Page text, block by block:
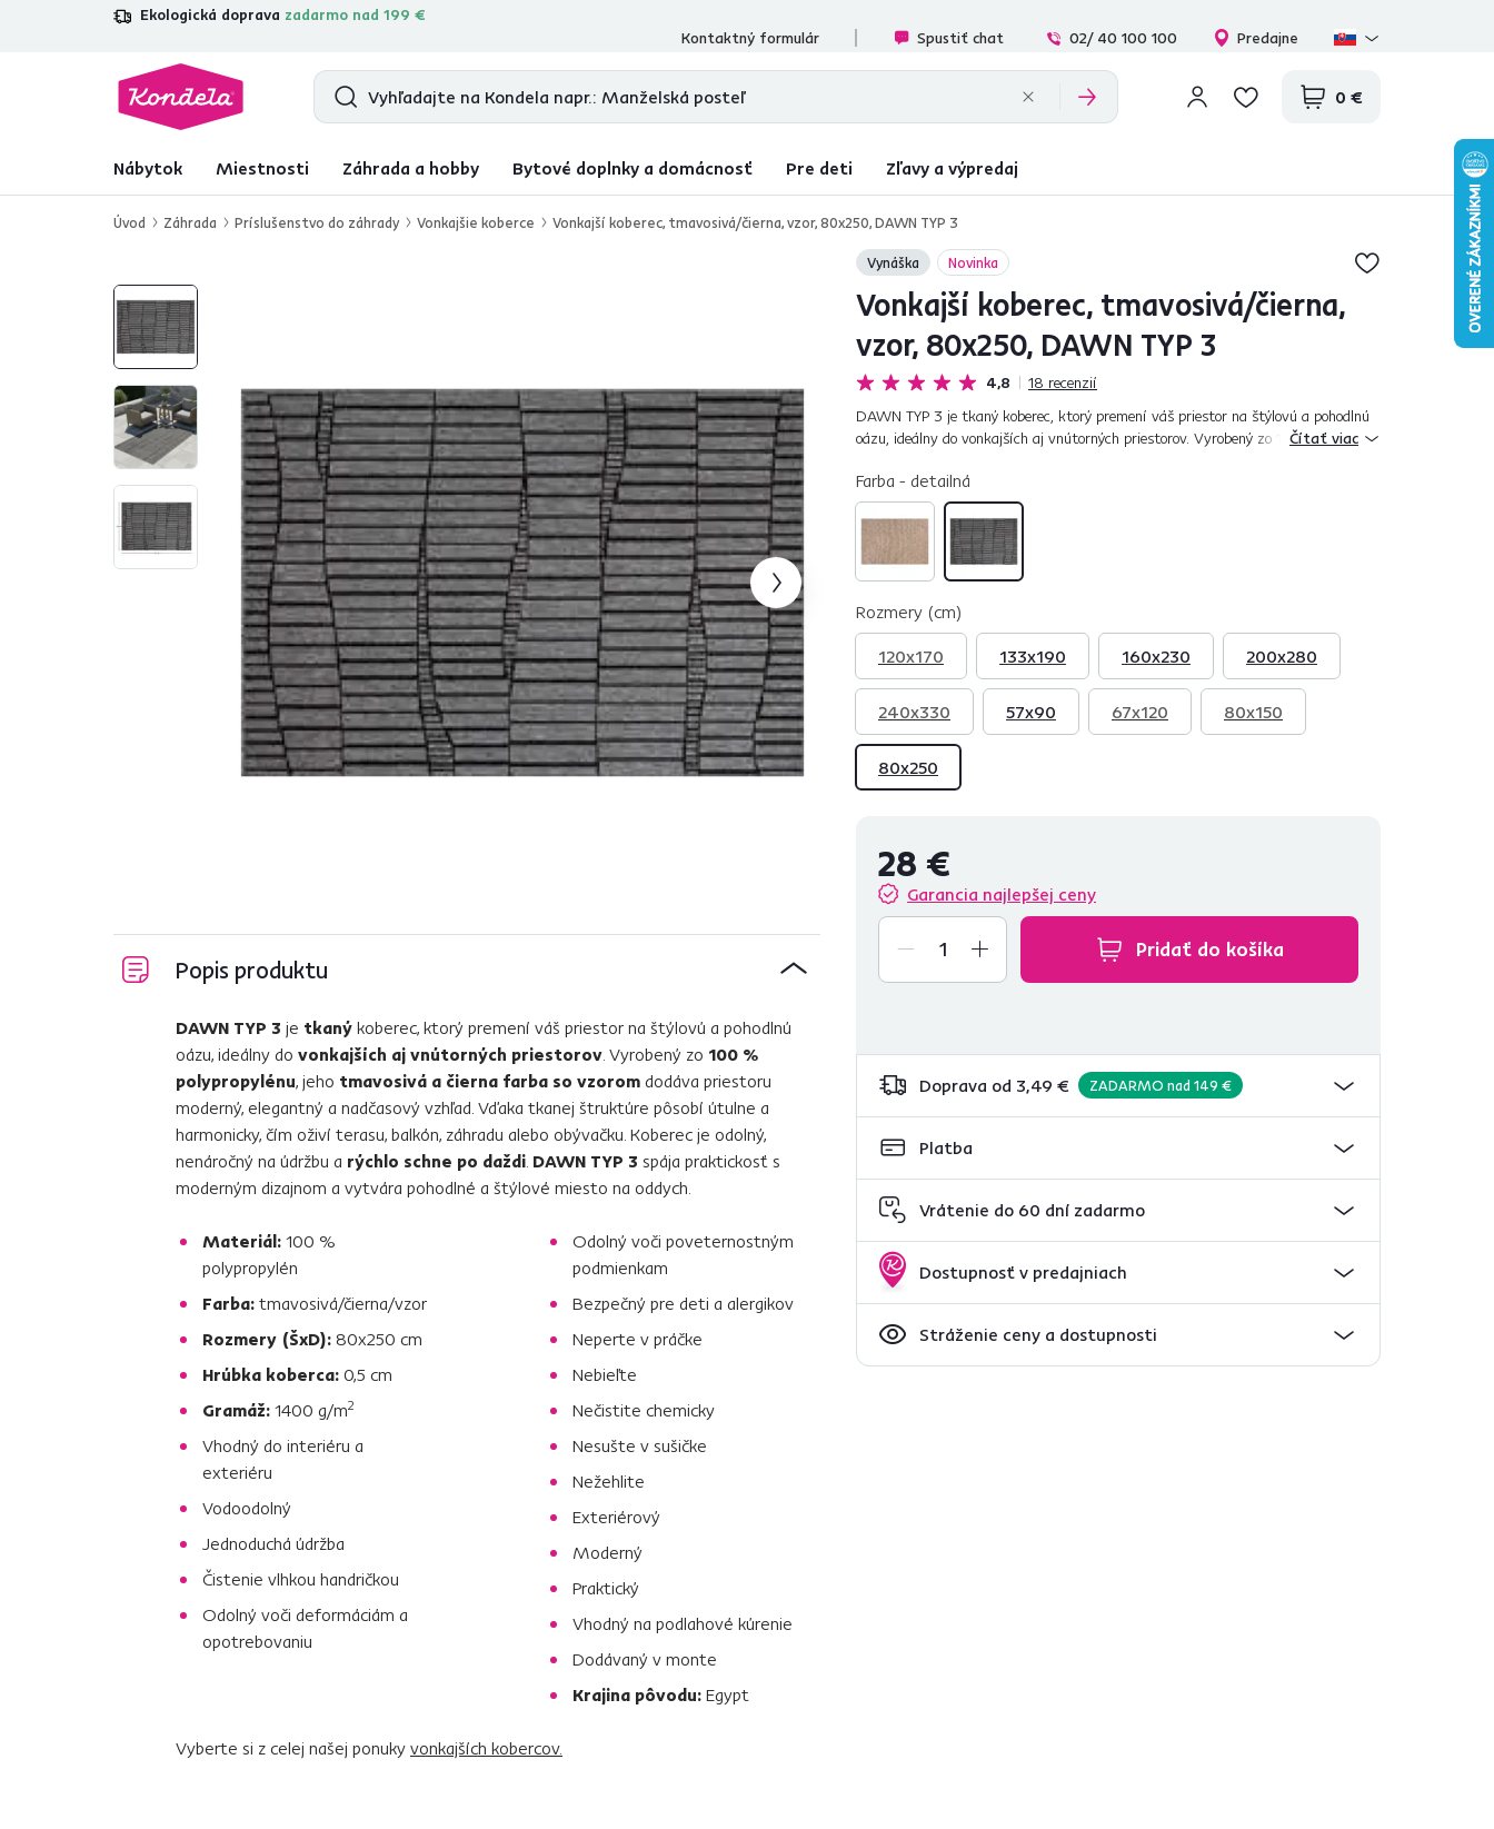
Ekologická doprava zadarmo nad 199 €
4,7 31 157overených produktových recenzií
Kontaktný formulár
Spustiť chat 02/ 40 100 100 Predajne
0 €
Nábytok Miestnosti Záhrada a hobby Bytové doplnky a domácnosť Pre deti Zľavy a výpredaj
Úvod Záhrada Príslušenstvo do záhrady Vonkajšie koberce Vonkajší koberec, tmavosivá/čierna, vzor, 80x250, DAWN TYP 3
Vynáška Novinka
Vonkajší koberec, tmavosivá/čierna,
vzor, 80x250, DAWN TYP 3
4,8 18 recenzií
DAWN TYP 3 je tkaný koberec, ktorý premení váš priestor na štýlovú a pohodlnú
oázu, ideálny do vonkajších aj vnútorných priestorov. Vyrobený zo 100 %Čítať viac
Farba - detailná
Rozmery (cm)
120x170
133x190 160x230 200x280
240x330 57x90 67x120 80x150
80x250
28 €
Garancia najlepšej ceny
Pridať do košíka
Doprava od 3,49 € ZADARMO nad 149 €
Platba
Vrátenie do 60 dní zadarmo
Dostupnosť v predajniach
Stráženie ceny a dostupnosti
Popis produktu
DAWN TYP 3 je tkaný koberec, ktorý premení váš priestor na štýlovú a pohodlnú
oázu, ideálny do vonkajších aj vnútorných priestorov . Vyrobený zo 100 %
polypropylénu, jeho tmavosivá a čierna farba so vzorom dodáva priestoru
moderný, elegantný a nadčasový vzhľad. Vďaka tkanej štruktúre pôsobí útulne a
harmonicky, čím oživí terasu, balkón, záhradu alebo obývačku. Koberec je odolný,
nenáročný na údržbu a rýchlo schne po daždi DAWN TYP 3 spája praktickosť s
moderným dizajnom a vytvára pohodlné a štýlové miesto na oddych.
Materiál: 100 %
polypropylén
Farba: tmavosivá/čierna/vzor
Rozmery (ŠxD): 80x250 cm
Hrúbka koberca: 0,5 cm
Gramáž: 1400 g/m2
Vhodný do interiéru a
exteriéru
Vodoodolný
Jednoduchá údržba
Čistenie vlhkou handričkou
Odolný voči deformáciám a
opotrebovaniu
Odolný voči poveternostným
podmienkam
Bezpečný pre deti a alergikov
Neperte v práčke
Nebieľte
Nečistite chemicky
Nesušte v sušičke
Nežehlite
Exteriérový
Moderný
Praktický
Vhodný na podlahové kúrenie
Dodávaný v monte
Krajina pôvodu: Egypt
Vyberte si z celej našej ponuky vonkajších kobercov.